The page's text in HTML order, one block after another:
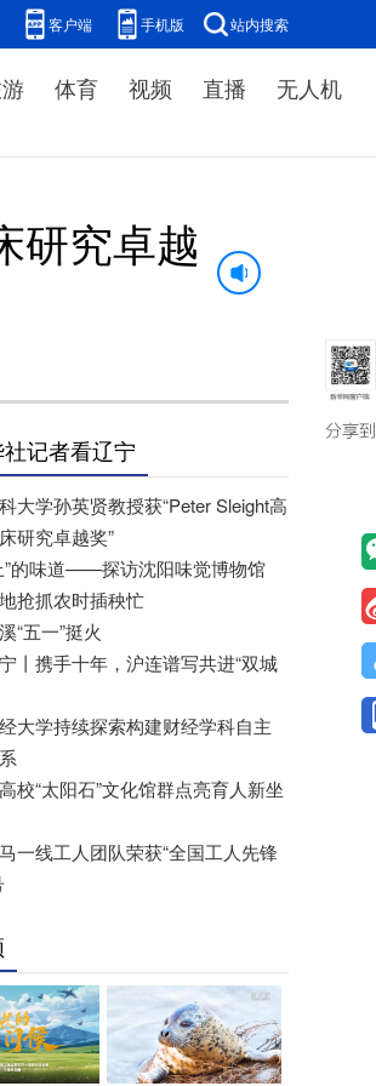
客户端 手机版 站内搜索
体育 视频 直播 无人机
研究卓越
记者看辽宁
大学孙英贤教授获“Peter Sleight高
研究卓越奖”
”的味道——探访沈阳味觉博物馆
抢抓农时插秧忙
“五一”挺火
丨携手十年，沪连谱写共进“双城
大学持续探索构建财经学科自主
校“太阳石”文化馆群点亮育人新坐
一线工人团队荣获“全国工人先锋